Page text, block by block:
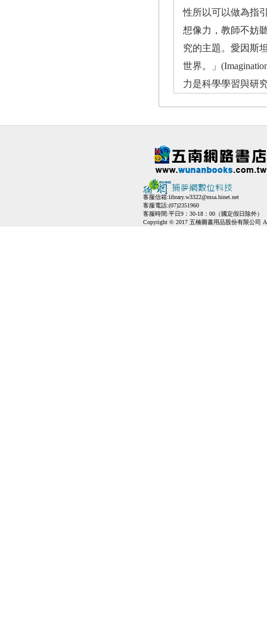
性所以可以做為指
想像力，教師不妨
究的主題。愛因斯
世界。」
力是科學學習與研
客服信箱:library.w3322@msa.hinet.net
客服電話:(07)2351960
客服時間:平日9：30-18：00（國定假日除外）
Copyright © 2017 五楠圖書用品股份有限公司